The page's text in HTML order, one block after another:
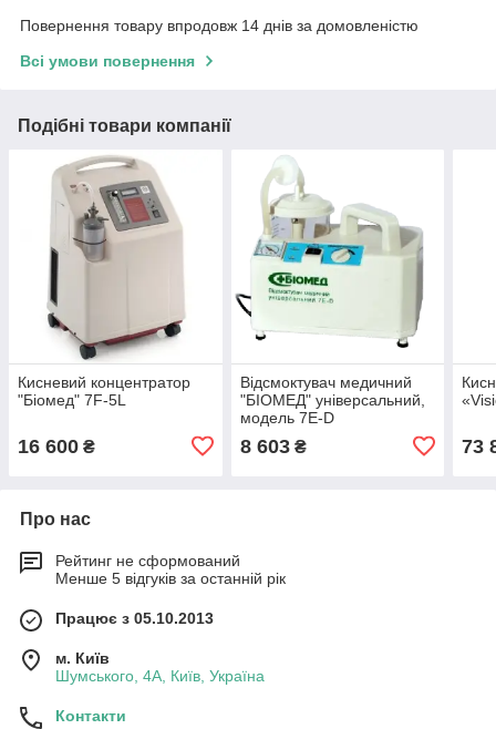
Повернення товару впродовж 14 днів за домовленістю
Всі умови повернення
Подібні товари компанії
Кисневий концентратор
"Біомед" 7F-5L
16 600 ₴
Відсмоктувач медичний
"БІОМЕД" універсальний,
модель 7Е-D
8 603₴ 73
Про нас
Рейтинг не сформований
Менше 5 відгуків за останній рік
Працює з 05.10.2013
м. Київ
Шумського, 4А, Київ, Україна
Контакти